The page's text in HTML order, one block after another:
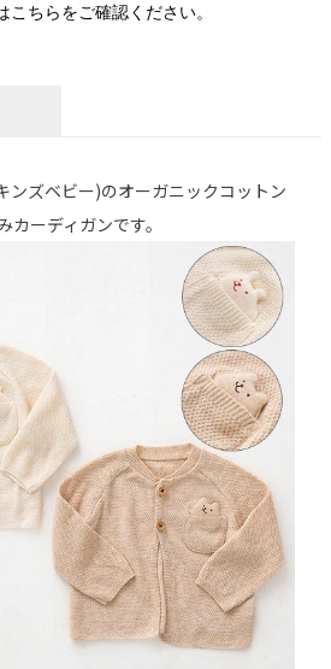
こちらをご確認ください。
ズベビー)のオーガニックコットン
ーディガンです。